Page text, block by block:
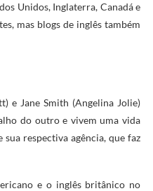
Unidos, Inglaterra, Canadá e
mas blogs de inglês também
e Jane Smith (Angelina Jolie)
do outro e vivem uma vida
respectiva agência, que faz
e o inglês britânico no